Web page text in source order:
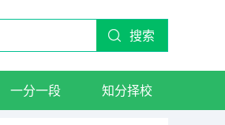
搜索
一分一段 知分择校